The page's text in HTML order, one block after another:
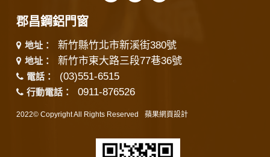
郡昌鋼鋁門窗
地址： 新竹縣竹北市新溪街380號
地址： 新竹市東大路三段77巷36號
電話： (03)551-6515
行動電話： 0911-876526
2022© Copyright All Rights Reserved 蘋果網頁設計